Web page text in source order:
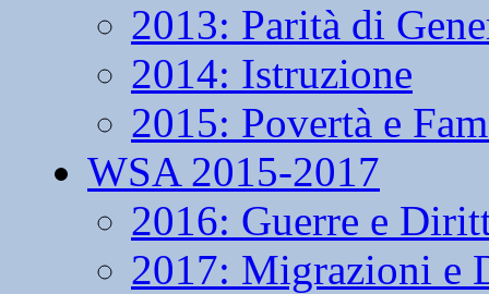
2013: Parità di
2014: Istruzione
2015: Povertà e
WSA 2015-2017
2016: Guerre e
2017: Migrazioni e